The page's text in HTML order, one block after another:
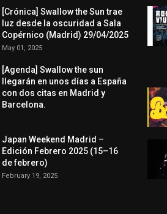
[Crónica] Swallow the Sun trae
luz desde la oscuridad a Sala
Copérnico (Madrid) 29/04/2025
May 01, 2025
[Agenda] Swallow the sun
llegarán en unos días a España
con dos citas en Madrid y
Barcelona.
Japan Weekend Madrid –
Edición Febrero 2025 (15–16
de febrero)
February 19, 2025